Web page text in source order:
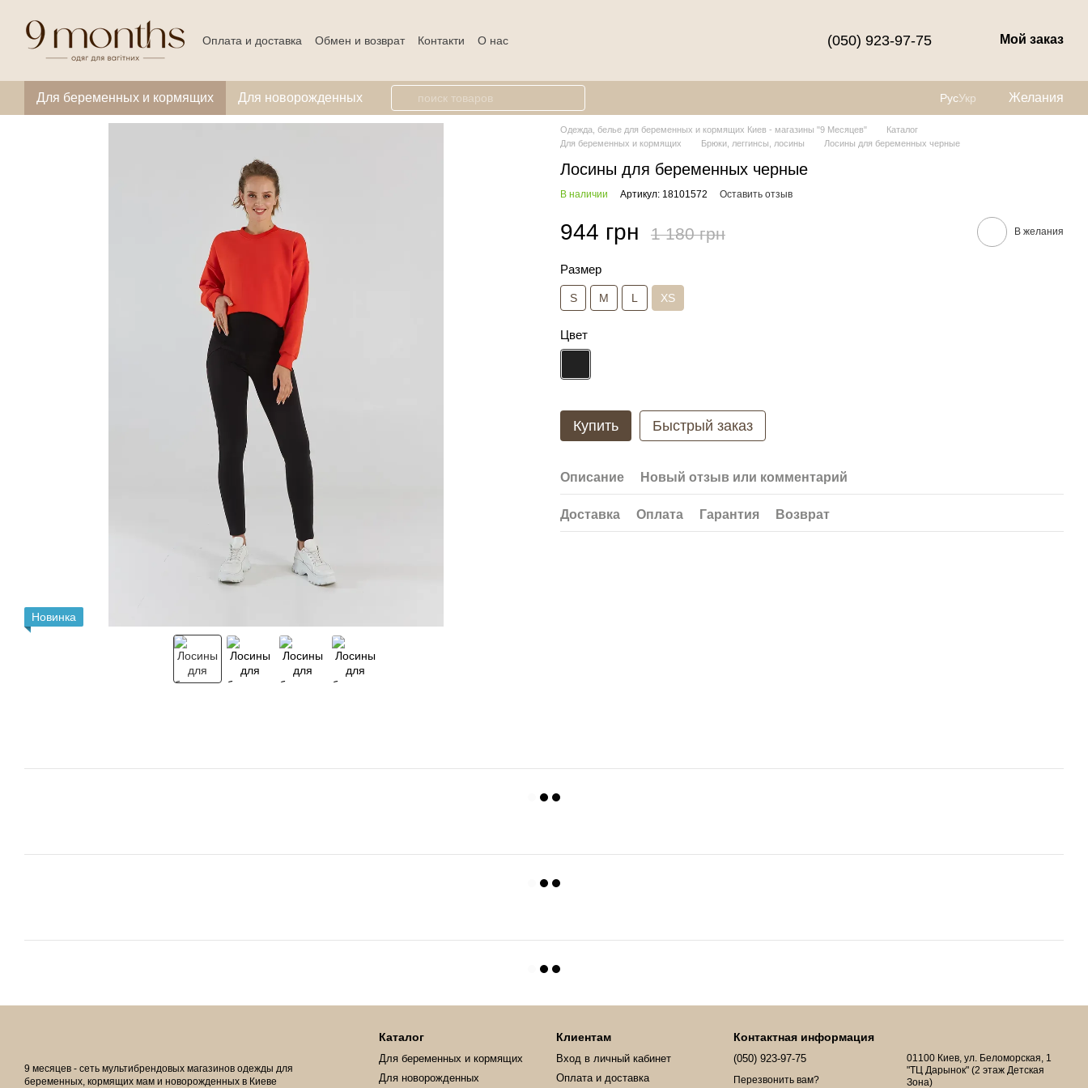
Оплата и доставка Обмен и возврат Контакти О нас (050) 923-97-75 Мой заказ
Для беременных и кормящих Для новорожденных РусУкр Желания
Новинка
Одежда, белье для беременных и кормящих Киев - магазины "9 Месяцев"
Каталог
Для беременных и кормящих
Брюки, леггинсы, лосины Лосины для беременных черные
Лосины для беременных черные
В наличии Артикул: 18101572 Оставить отзыв
944 грн 1 180 грн В желания
Размер
S M L XS
Цвет
Купить Быстрый заказ
Описание Новый отзыв или комментарий
Доставка Оплата Гарантия Возврат
9 месяцев - сеть мультибрендовых магазинов одежды для
беременных, кормящих мам и новорожденных в Киеве
Каталог
Для беременных и кормящих
Для новорожденных
Клиентам
Вход в личный кабинет
Оплата и доставка
Контактная информация
(050) 923-97-75
Перезвонить вам?
01100 Киев, ул. Беломорская, 1
"ТЦ Дарынок" (2 этаж Детская
Зона)